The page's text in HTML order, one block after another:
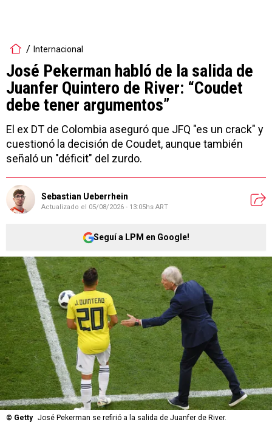
Internacional
José Pekerman habló de la salida de
Juanfer Quintero de River: “Coudet
debe tener argumentos”
El ex DT de Colombia aseguró que JFQ "es un crack" y
cuestionó la decisión de Coudet, aunque también
señaló un "déficit" del zurdo.
Sebastian Ueberrhein
Actualizado el 05/08/2026 - 13:05hs ART
Seguí a LPM en Google!
© Getty José Pekerman se refirió a la salida de Juanfer de River.